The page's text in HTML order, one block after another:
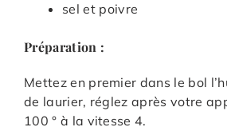
sel et poivre
Préparation :
Mettez en premier dans le bol
de laurier, réglez après votre
100 ° à la vitesse 4.